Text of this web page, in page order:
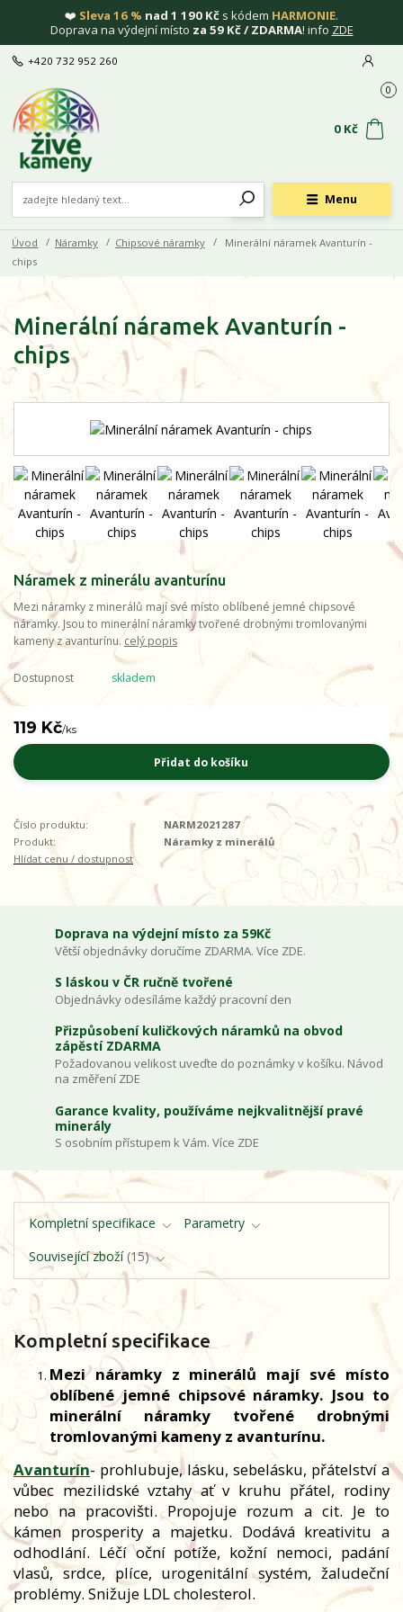
❤️ Sleva 16 % nad 1 190 Kč s kódem HARMONIE.
Doprava na výdejní místo za 59 Kč / ZDARMA! info ZDE
Menu
+420 732 952 260
0
0 Kč
Úvod Náramky Chipsové náramky
Minerální náramek Avanturín -
chips
Minerální náramek Avanturín -
chips
Náramek z minerálu avanturínu
Mezi náramky z minerálů mají své místo oblíbené jemné chipsové
náramky. Jsou to minerální náramky tvořené drobnými tromlovanými
kameny z avanturínu. celý popis
Dostupnost skladem
119 Kč/ks
Přidat do košíku
Číslo produktu:
NARM2021287
Produkt:
Náramky z minerálů
Hlídat cenu / dostupnost
Doprava na výdejní místo za 59Kč
Větší objednávky doručíme ZDARMA. Více ZDE.
S láskou v ČR ručně tvořené
Objednávky odesíláme každý pracovní den
Přizpůsobení kuličkových náramků na obvod
zápěstí ZDARMA
Požadovanou velikost uveďte do poznámky v košíku. Návod
na změření ZDE
Garance kvality, používáme nejkvalitnější pravé
minerály
S osobním přístupem k Vám. Více ZDE
Kompletní specifikace
Parametry
Související zboží 15
Kompletní specifikace
Mezi náramky z minerálů mají své místo
oblíbené jemné chipsové náramky. Jsou to
minerální náramky tvořené drobnými
tromlovanými kameny z avanturínu.
Avanturín- prohlubuje, lásku, sebelásku, přátelství a
vůbec mezilidské vztahy ať v kruhu přátel, rodiny
nebo na pracovišti. Propojuje rozum a cit. Je to
kámen prosperity a majetku. Dodává kreativitu a
odhodlání. Léčí oční potíže, kožní nemoci, padání
vlasů, srdce, plíce, urogenitální systém, žaludeční
problémy. Snižuje LDL cholesterol.